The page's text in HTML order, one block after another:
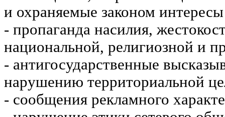
и охраняемые законом
- пропаганда насилия,
национальной, религиозной и
- антигосударственные
нарушению территориальной
- сообщения рекламного